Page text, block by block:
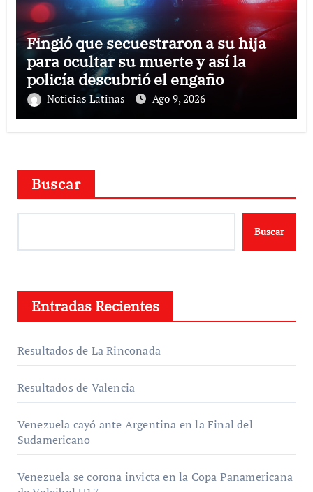
Fingió que secuestraron a su hija
para ocultar su muerte y así la
policía descubrió el engaño
Noticias Latinas Ago 9, 2026
Buscar
Buscar
Entradas Recientes
Resultados de La Rinconada
Resultados de Valencia
Venezuela cayó ante Argentina en la Final del
Sudamericano
Venezuela se corona invicta en la Copa Panamericana